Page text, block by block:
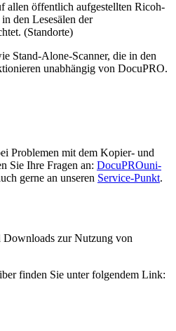
allen öffentlich aufgestellten Ricoh-
den Lesesälen der
(Standorte)
Stand-Alone-Scanner, die in den
unabhängig von DocuPRO.
Problemen mit dem Kopier- und
Sie Ihre Fragen an: DocuPROuni-
gerne an unseren Service-Punkt.
zur Nutzung von
finden Sie unter folgendem Link: